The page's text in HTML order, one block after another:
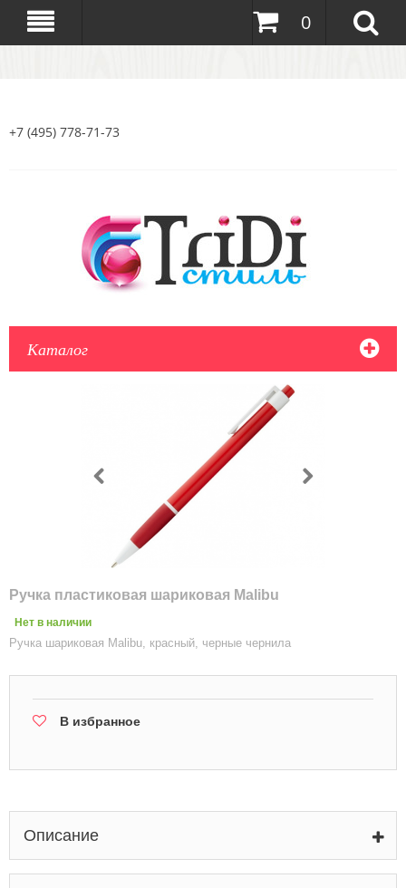
0
+7 (495) 778-71-73
Каталог
Ручка пластиковая шариковая Malibu
Нет в наличии
Ручка шариковая Malibu, красный, черные чернила
В избранное
Описание